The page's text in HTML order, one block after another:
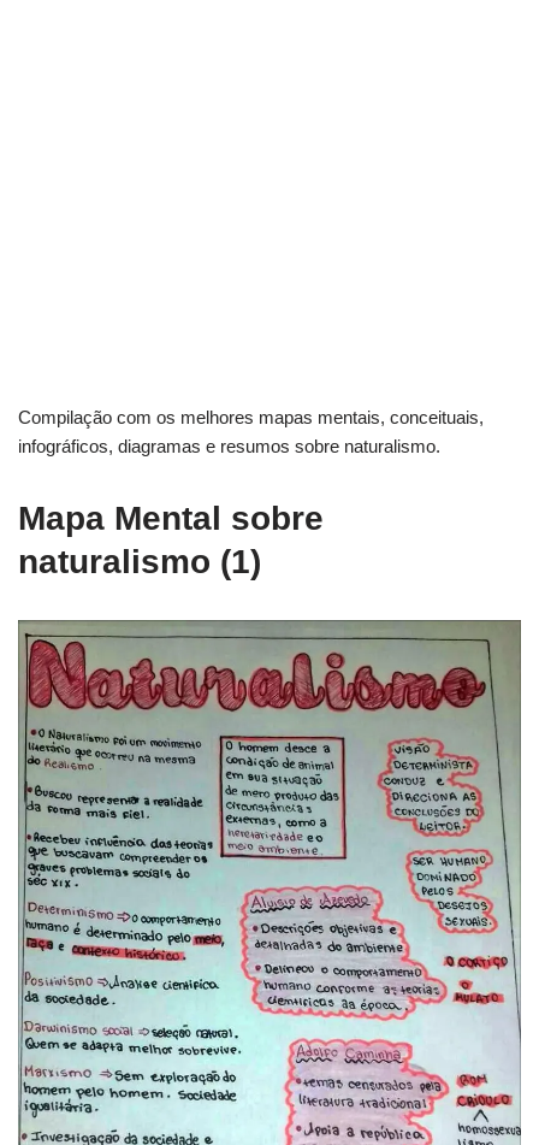
Compilação com os melhores mapas mentais, conceituais,
infográficos, diagramas e resumos sobre naturalismo.
Mapa Mental sobre
naturalismo (1)